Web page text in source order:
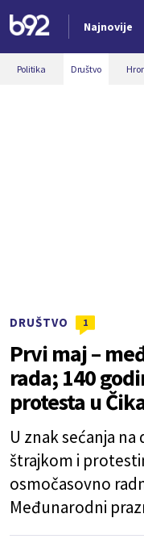
Najnovije
Nova vest
Politika Društvo
DRUŠTVO 1
Prvi maj –
rada; 140
protesta u
U znak sećanja na
štrajkom i
osmočasovno
Međunarodni